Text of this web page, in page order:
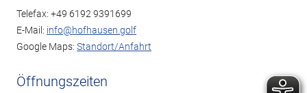
Telefax: +49 6192 9391699
E-Mail: info@hofhausen.golf
Google Maps: Standort/Anfahrt
Öffnungszeiten